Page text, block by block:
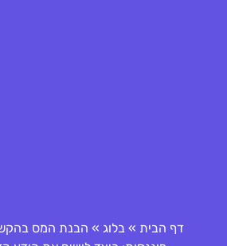
דף הבית » בלוג » הבנת המס